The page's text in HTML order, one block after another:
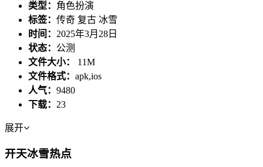
类型： 角色扮演
标签： 传奇 复古 冰雪
时间： 2025年3月28日
状态： 公测
文件大小： 11M
文件格式： apk,ios
人气： 9480
下载： 23
展开
开天冰雪热点